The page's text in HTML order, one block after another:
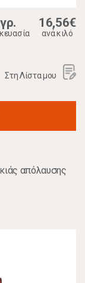
16,56€
ανά κιλό
Στη Λίστα μου
απόλαυσης